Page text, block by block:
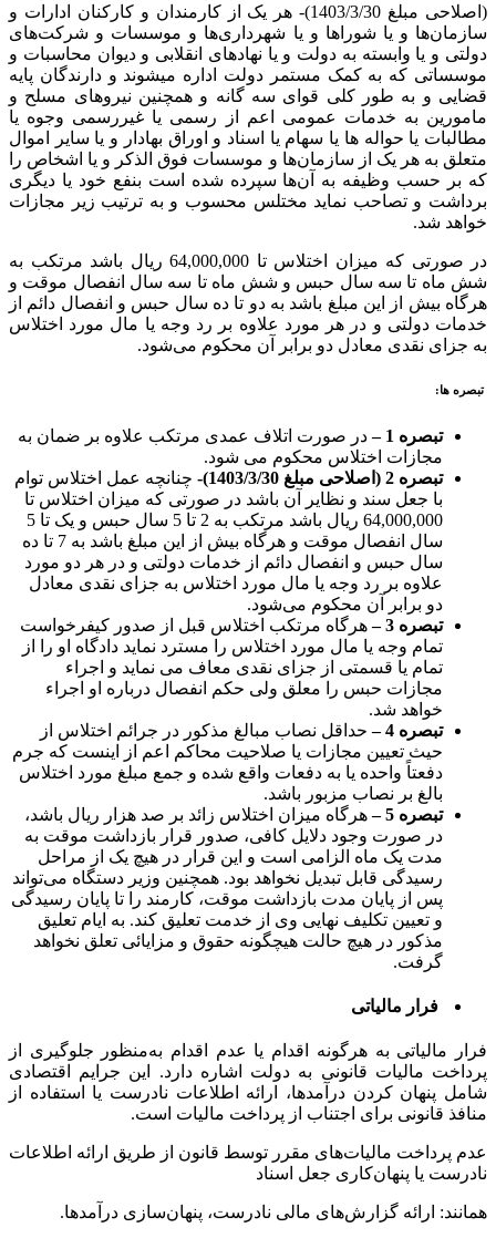
(اصلاحی مبلغ 1403/3/30)- هر یک از کارمندان و کارکنان ادارات و
سازمان‌ها و یا شوراها و یا شهرداری‌ها و موسسات و شرکت‌های
دولتی و یا وابسته به دولت و یا نهادهای انقلابی ‌و دیوان محاسبات و
موسساتی که به کمک مستمر دولت اداره میشوند و دارندگان پایه
قضایی و به طور کلی قوای سه گانه و همچنین نیروهای مسلح‌ و
مامورین به خدمات عمومی اعم از رسمی یا غیررسمی وجوه یا
مطالبات یا حواله ‌ها یا سهام یا اسناد و اوراق بهادار و یا سایر اموال
متعلق به هر یک‌ از سازمان‌ها و موسسات فوق الذکر و یا اشخاص را
که بر حسب وظیفه به آن‌ها سپرده شده است بنفع خود یا دیگری
برداشت و تصاحب نماید مختلس‌ محسوب و به ترتیب زیر مجازات
خواهد شد.
در صورتی که میزان اختلاس تا 64,000,000 ریال باشد مرتکب به
شش ماه تا سه سال حبس و شش ماه تا‌ سه سال انفصال موقت و
هرگاه بیش از این مبلغ باشد به دو تا ده سال حبس و انفصال دائم از
خدمات دولتی و در هر مورد علاوه بر رد وجه یا مال ‌مورد اختلاس
به جزای نقدی معادل دو برابر آن محکوم می‌شود.
تبصره ها:
تبصره 1 –
در صورت اتلاف عمدی مرتکب علاوه بر ضمان به
مجازات اختلاس محکوم می‌ شود. ‌
تبصره 2 (اصلاحی مبلغ 1403/3/30)-
چنانچه عمل اختلاس توام
با جعل سند و نظایر آن باشد در صورتی که میزان اختلاس تا
64,000,000 ریال باشد مرتکب به 2 تا 5 سال ‌حبس و یک تا 5
سال انفصال موقت و هرگاه بیش از این مبلغ باشد به 7 تا ده
سال حبس و انفصال دائم از خدمات دولتی و در هر دو مورد
علاوه‌ بر رد وجه یا مال مورد اختلاس به جزای نقدی معادل
دو برابر آن محکوم می‌شود.
تبصره 3 –
هرگاه مرتکب اختلاس قبل از صدور کیفرخواست
تمام وجه یا مال مورد اختلاس را مسترد نماید دادگاه او را از
تمام یا قسمتی از جزای ‌نقدی معاف می‌ نماید و اجراء
مجازات حبس را معلق ولی حکم انفصال درباره او اجراء
خواهد شد.
تبصره 4 –
حداقل نصاب مبالغ مذکور در جرائم اختلاس از
حیث تعیین مجازات یا صلاحیت محاکم اعم از اینست که جرم
دفعتاً واحده یا به ‌دفعات واقع شده و جمع مبلغ مورد اختلاس
بالغ بر نصاب مزبور باشد. ‌
تبصره 5 –
هرگاه میزان اختلاس زائد بر صد هزار ریال باشد،
در صورت وجود دلایل کافی، ‌صدور قرار بازداشت موقت به
مدت یک ماه الزامی ‌است و این قرار در هیچ یک از مراحل
رسیدگی قابل تبدیل نخواهد بود. همچنین وزیر دستگاه می‌تواند
پس از پایان مدت بازداشت موقت، ‌کارمند را تا پایان رسیدگی
و تعیین ‌تکلیف نهایی وی از خدمت تعلیق کند. به ایام تعلیق
مذکور در هیچ حالت هیچگونه حقوق و مزایائی تعلق نخواهد
گرفت.
فرار مالیاتی
فرار مالیاتی به هرگونه اقدام یا عدم اقدام به‌منظور جلوگیری از
پرداخت مالیات قانونی به دولت اشاره دارد. این جرایم اقتصادی
شامل پنهان کردن درآمدها، ارائه اطلاعات نادرست یا استفاده از
منافذ قانونی برای اجتناب از پرداخت مالیات است.
عدم پرداخت مالیات‌های مقرر توسط قانون از طریق ارائه اطلاعات
نادرست یا پنهان‌کاری جعل اسناد
همانند: ارائه گزارش‌های مالی نادرست، پنهان‌سازی درآمدها.